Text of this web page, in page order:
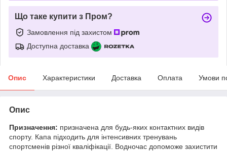
Що таке купити з Пром?
Замовлення під захистом
Доступна доставка
Опис Характеристики Доставка Оплата Умови
Опис
Призначення: призначена для будь-яких контактних видів
спорту. Капа підходить для інтенсивних тренувань
спортсменів різної кваліфікації. Водночас допоможе захистити